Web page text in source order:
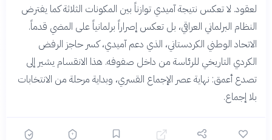
لعقود. لا تعكس نتيجة آميدي توازناً بين المكونات الثلاثة كما يفترض
النظام البرلماني العراقي، بل تعكس إصراراً برلمانياً على المضي قدماً.
الاتحاد الوطني الكردستاني، الذي دعم آميدي، كسر حاجز الرفض
الكردي التاريخي للرئاسة من داخل صفوفه. هذا الانقسام يشير إلى
تصدع أعمق: نهاية عصر الإجماع القسري، وبداية مرحلة من الانتخابات
بلا إجماع.